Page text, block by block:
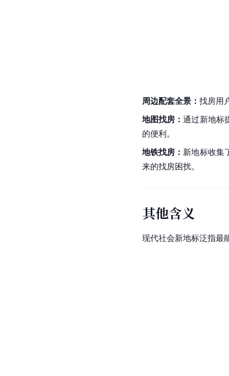
周边配套全景： 找房用
地图找房：通过新地标
的便利。
地铁找房： 新地标收集
来的找房困扰。
其他含义
现代社会新地标泛指最